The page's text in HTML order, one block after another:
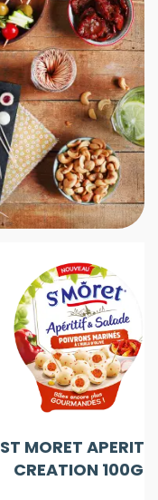
ST MORET APERITIF
CREATION 100G